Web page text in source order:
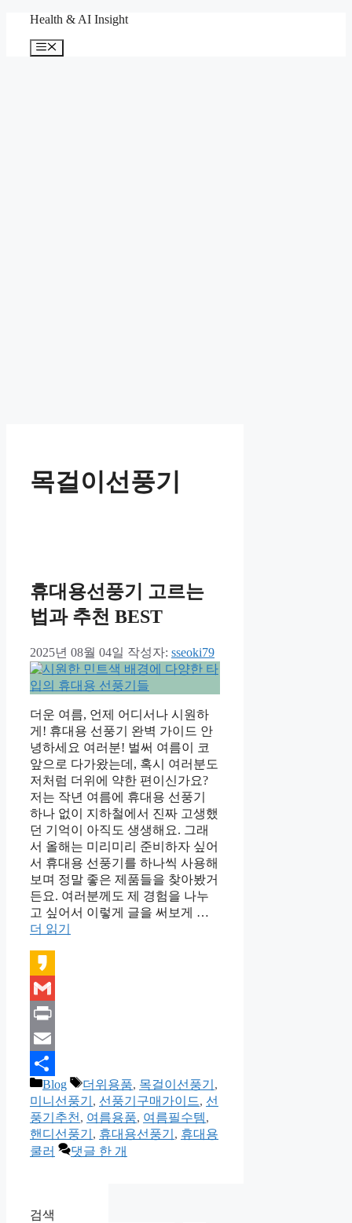
Health & AI Insight
메
목걸이선풍기
휴대용선풍기 고르는
법과 추천 BEST
2025년 08월 04일 작성자: sseoki79
더운 여름, 언제 어디서나 시원하
게! 휴대용 선풍기 완벽 가이드 안
녕하세요 여러분! 벌써 여름이 코
앞으로 다가왔는데, 혹시 여러분도
저처럼 더위에 약한 편이신가요?
저는 작년 여름에 휴대용 선풍기
하나 없이 지하철에서 진짜 고생했
던 기억이 아직도 생생해요. 그래
서 올해는 미리미리 준비하자 싶어
서 휴대용 선풍기를 하나씩 사용해
보며 정말 좋은 제품들을 찾아봤거
든요. 여러분께도 제 경험을 나누
고 싶어서 이렇게 글을 써보게 …
더 읽기
Kakao
Gmail
Print
Email
Share
카
테
고
리
Blog
태
그
더위용품, 목걸이선풍기 ,
미니선풍기 , 선풍기구매가이드, 선
풍기추천 , 여름용품, 여름필수템,
핸디선풍기 , 휴대용선풍기 , 휴대용
쿨러
댓글 한 개
검색